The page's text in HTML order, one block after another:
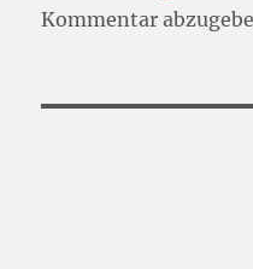
Kommentar